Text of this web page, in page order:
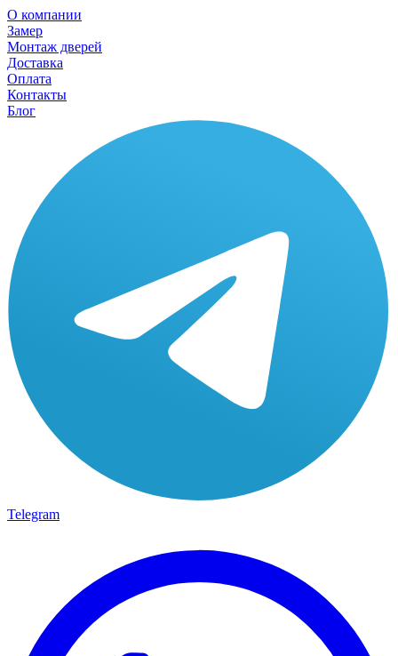
О компании
Замер
Монтаж дверей
Доставка
Оплата
Контакты
Блог
Telegram